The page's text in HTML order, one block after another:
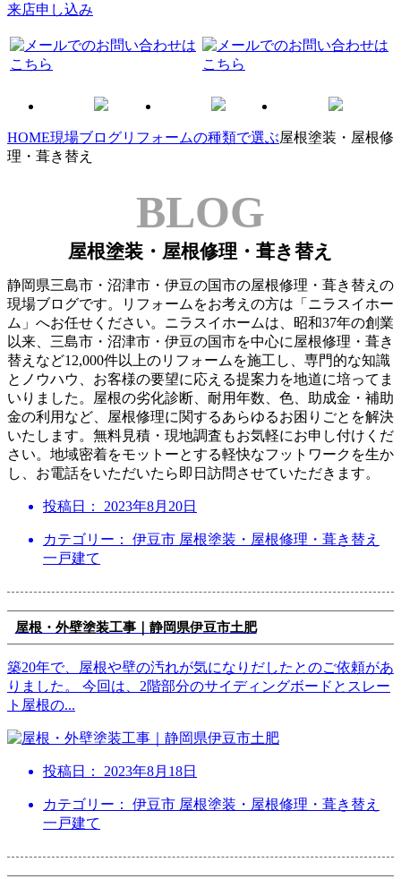
来店申し込み
HOME現場ブログリフォームの種類で選ぶ屋根塗装・屋根修
理・葺き替え
BLOG
屋根塗装・屋根修理・葺き替え
静岡県三島市・沼津市・伊豆の国市の屋根修理・葺き替えの
現場ブログです。リフォームをお考えの方は「ニラスイホー
ム」へお任せください。ニラスイホームは、昭和37年の創業
以来、三島市・沼津市・伊豆の国市を中心に屋根修理・葺き
替えなど12,000件以上のリフォームを施工し、専門的な知識
とノウハウ、お客様の要望に応える提案力を地道に培ってま
いりました。屋根の劣化診断、耐用年数、色、助成金・補助
金の利用など、屋根修理に関するあらゆるお困りごとを解決
いたします。無料見積・現地調査もお気軽にお申し付けくだ
さい。地域密着をモットーとする軽快なフットワークを生か
し、お電話をいただいたら即日訪問させていただきます。
投稿日： 2023年8月20日
カテゴリー： 伊豆市 屋根塗装・屋根修理・葺き替え
一戸建て
屋根・外壁塗装工事｜静岡県伊豆市土肥
築20年で、屋根や壁の汚れが気になりだしたとのご依頼があ
りました。 今回は、2階部分のサイディングボードとスレー
ト屋根の...
投稿日： 2023年8月18日
カテゴリー： 伊豆市 屋根塗装・屋根修理・葺き替え
一戸建て